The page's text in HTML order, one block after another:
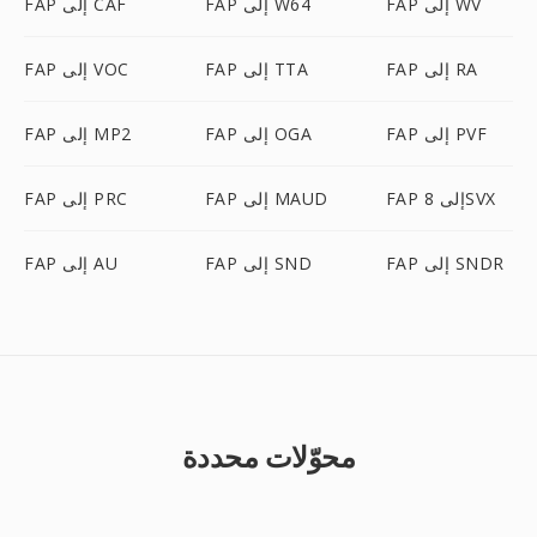
FAP إلى VOC FAP إلى TTA FAP إلى RA
FAP إلى MP2 FAP إلى OGA FAP إلى PVF
FAP إلى PRC FAP إلى MAUD FAP إلى 8SVX
FAP إلى AU FAP إلى SND FAP إلى SNDR
محوّلات محددة